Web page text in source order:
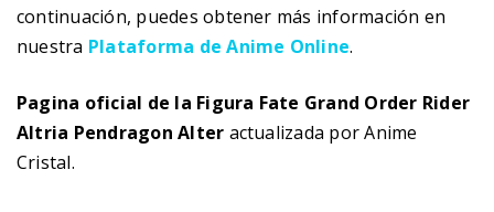
continuación, puedes obtener más información en
nuestra Plataforma de Anime Online.
Pagina oficial de la Figura Fate Grand Order Rider
Altria Pendragon Alter actualizada por Anime
Cristal.